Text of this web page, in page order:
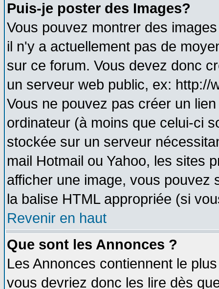
Puis-je poster des Images?
Vous pouvez montrer des
il n'y a actuellement pas de
sur ce forum. Vous devez donc
un serveur web public, ex: http://
Vous ne pouvez pas créer un
ordinateur (à moins que celui-ci
stockée sur un serveur
mail Hotmail ou Yahoo, les sites
afficher une image, vous pouvez
la balise HTML appropriée (si
Revenir en haut
Que sont les Annonces ?
Les Annonces contiennent le
vous devriez donc les lire dès